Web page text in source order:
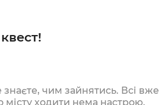
знаєте, чим зайнятись. Всі вже
місту ходити нема настрою.